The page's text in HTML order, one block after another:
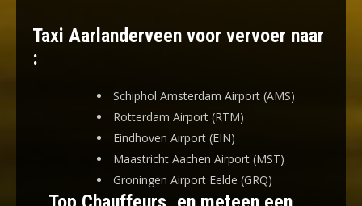
Taxi Aarlanderveen voor vervoer naar
:
Schiphol Amsterdam Airport (AMS)
Rotterdam Airport (RTM)
Eindhoven Airport (EIN)
Maastricht Aachen Airport (MST)
Groningen Airport Eelde (GRQ)